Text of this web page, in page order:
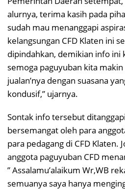
alurnya, terima kasih pada
sudah mau menanggapi
kelangsungan CFD Klaten ini
dipindahkan, demikian info ini
semoga paguyuban kita
jualan’nya dengan suasana
kondusif,” ujarnya.
Sontak info tersebut
bersemangat oleh para
para pedagang di CFD Klaten.
anggota paguyuban CFD
” Assalamu’alaikum Wr,WB
semuanya saya hanya